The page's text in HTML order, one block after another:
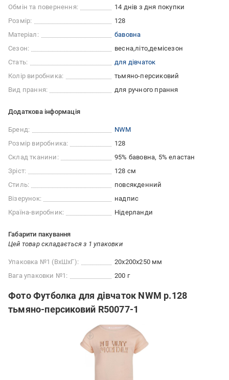
Обмін та повернення:
14 днів з дня покупки
Розмір:
128
Матеріал:
бавовна
Сезон:
весна літо демісезон
Стать:
для дівчаток
Колір виробника:
тьмяно-персиковий
Вид прання:
для ручного прання
Додаткова інформація
Бренд:
NWM
Розмір виробника:
128
Склад тканини:
95% бавовна, 5% еластан
Зріст:
128 см
Стиль:
повсякденний
Візерунок:
надпис
Країна-виробник:
Нідерланди
Габарити пакування
Цей товар складається з 1 упаковки
Упаковка №1 (ВхШхГ):
20x200x250 мм
Вага упаковки №1:
200 г
Фото Футболка для дівчаток NWM р.128
тьмяно-персиковий R50077-1